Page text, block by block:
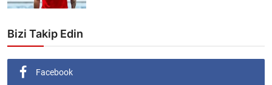
Bizi Takip Edin
Facebook